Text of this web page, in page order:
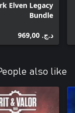
Elven Legacy
Bundle
د.ج.‏ 969,00
also like